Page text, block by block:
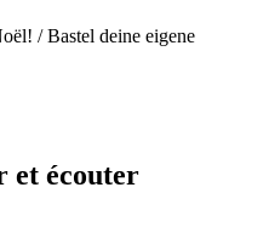
/ Bastel deine eigene
et écouter